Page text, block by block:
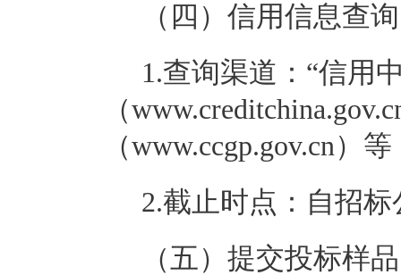
（四）信用信息查
1.查询渠道：“信用
（
（www.ccgp.gov.cn）
2.截止时点：自招
（五）提交投标样